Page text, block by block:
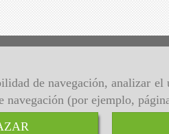
de navegación, analizar
navegación (por ejemplo,